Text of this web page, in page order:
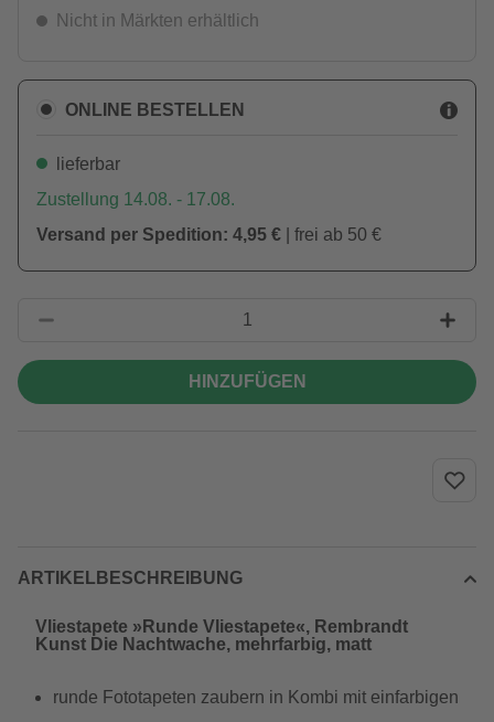
Nicht in Märkten erhältlich
ONLINE BESTELLEN
lieferbar
Zustellung 14.08. - 17.08.
Versand per Spedition: 4,95 € | frei ab 50 €
HINZUFÜGEN
ARTIKELBESCHREIBUNG
Vliestapete »Runde Vliestapete«, Rembrandt
Kunst Die Nachtwache, mehrfarbig, matt
runde Fototapeten zaubern in Kombi mit einfarbigen